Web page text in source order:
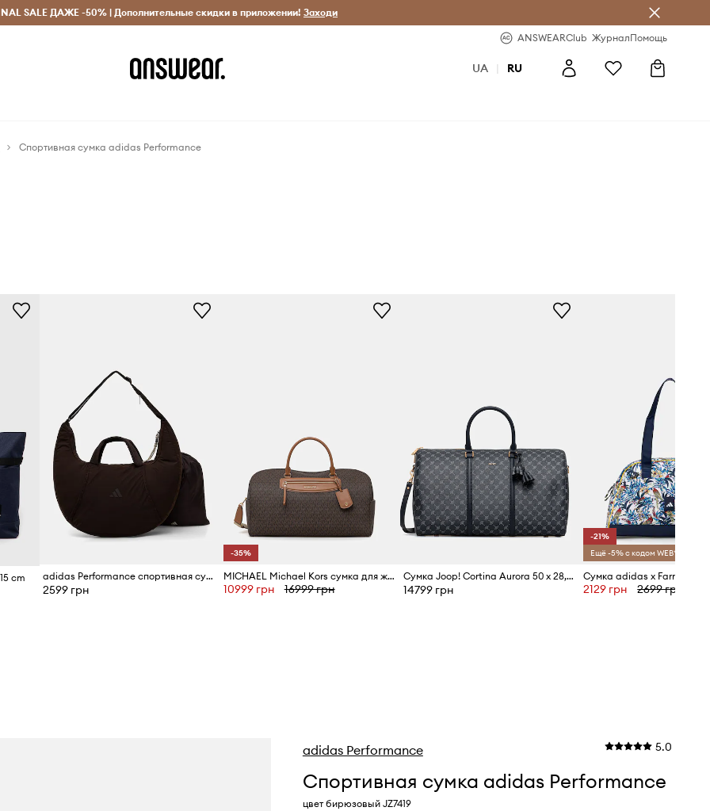
Исключительно оригинальные товары Экономь с Answear Club
SALE ДАЖЕ -50% | Дополнительные скидки в приложении! Заходи
ANSWEARClub ЖурналПомощь
UA | RU
Спортивная сумка adidas Performance
cm adidas Performance спортивная сумка для женщин
2599 грн
-35%
MICHAEL Michael Kors сумка для женщин
10999 грн 16999 грн
Сумка Joop! Cortina Aurora 50 x 28,5 x 21 cm
14799 грн
-21%
Ещё -5% с кодом WEB*
Сумка adidas x Farm Rio
2129 грн 2699 грн
adidas Performance 5.0
Спортивная сумка adidas Performance
цвет бирюзовый JZ7419